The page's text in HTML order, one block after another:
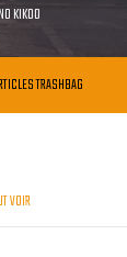
KIKOO
TRASHBAG
VOIR